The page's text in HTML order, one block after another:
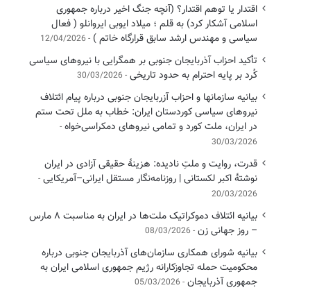
اقتدار یا توهم اقتدار؟ (آنچه جنگ اخیر درباره جمهوری
اسلامی آشکار کرد) به قلم ؛ میلاد ایوبی ایروانلو ( فعال
سیاسی و مهندس ارشد سابق قرارگاه خاتم ) 12/04/2026
تأکید احزاب آذربایجان جنوبی بر همگرایی با نیروهای سیاسی
کُرد بر پایه احترام به حدود تاریخی 30/03/2026
بیانیه سازمانها و احزاب آزربایجان جنوبی درباره پیام ائتلاف
نیروهای سیاسی کوردستان ایران: خطاب به ملل تحت ستم
در ایران، ملت کورد و تمامی نیروهای دمکراسی‌خواه
30/03/2026
قدرت، روایت و ملتِ نادیده: هزینهٔ حقیقی آزادی در ایران
نوشتهٔ اکبر لکستانی | روزنامه‌نگار مستقل ایرانی–آمریکایی
20/03/2026
بیانیه ائتلاف دموکراتیک ملت‌ها در ایران به مناسبت ۸ مارس
– روز جهانی زن 08/03/2026
بیانیه شورای همکاری سازمان‌های آذربایجان جنوبی درباره
محکومیت حمله تجاوزکارانه رژیم جمهوری اسلامی ایران به
جمهوری آذربایجان 05/03/2026